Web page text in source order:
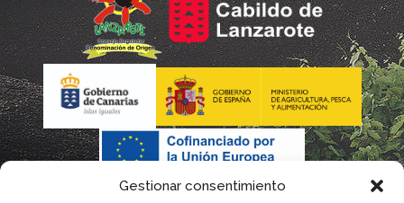
Gestionar consentimiento